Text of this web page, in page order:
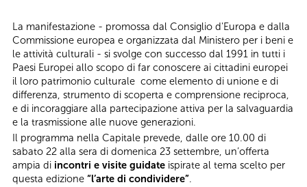
La manifestazione - promossa dal Consiglio d'Europa e dalla
Commissione europea e organizzata dal Ministero per i beni e
le attività culturali - si svolge con successo dal 1991 in tutti i
Paesi Europei allo scopo di far conoscere ai cittadini europei
il loro patrimonio culturale come elemento di unione e di
differenza, strumento di scoperta e comprensione reciproca,
e di incoraggiare alla partecipazione attiva per la salvaguardia
e la trasmissione alle nuove generazioni.
Il programma nella Capitale prevede, dalle ore 10.00 di
sabato 22 alla sera di domenica 23 settembre, un’offerta
ampia di incontri e visite guidate ispirate al tema scelto per
questa edizione “l’arte di condividere”.